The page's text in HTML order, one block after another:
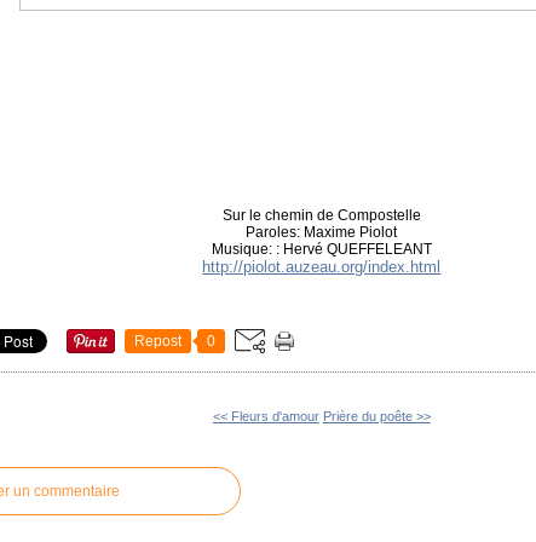
Sur le chemin de Compostelle
Paroles: Maxime Piolot
Musique: : Hervé QUEFFELEANT
http://piolot.auzeau.org/index.html
Repost 0
<< Fleurs d'amour Prière du poête >>
un commentaire